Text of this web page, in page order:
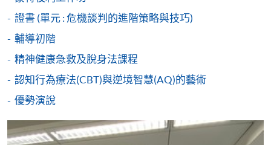
SF26報名表，親往
費以及所需證明文件呈交。
申請學歷頒授及專業課程可能需要其他資料，報名
表可向報名中心或有關課程負責人索取。填妥申請
證書 (單元 : 危機談判的進階策略與技巧)
輔導初階
精神健康急救及脫身法課程
認知行為療法(CBT)與逆境智慧(AQ)的藝術
優勢演說